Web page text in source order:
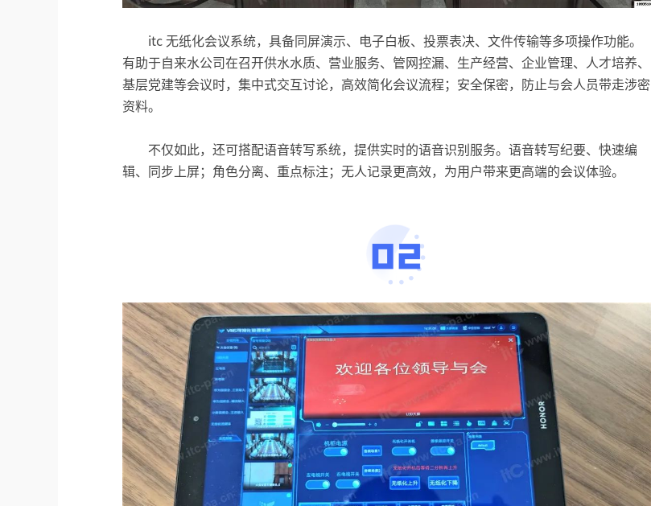
itc 无纸化会议系统，具备同屏演示、电子白板、投票表决、文件传输等多项操作功能。
有助于自来水公司在召开供水水质、营业服务、管网控漏、生产经营、企业管理、人才培养、
基层党建等会议时，集中式交互讨论，高效简化会议流程；安全保密，防止与会人员带走涉密
资料。
不仅如此，还可搭配语音转写系统，提供实时的语音识别服务。语音转写纪要、快速编
辑、同步上屏；角色分离、重点标注；无人记录更高效，为用户带来更高端的会议体验。